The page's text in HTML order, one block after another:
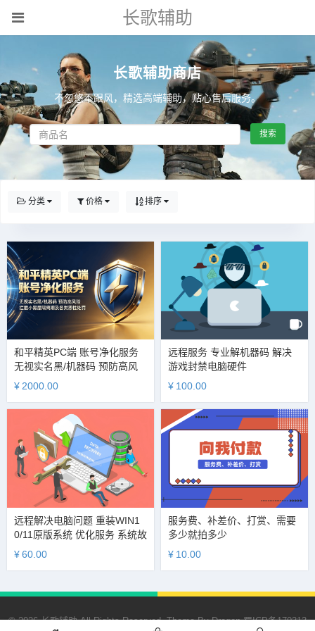
长歌辅助
长歌辅助商店
不忽悠不跟风，精选高端辅助，贴心售后服务。
搜索
分类 价格 排序
和平精英PC端 账号净化服务
无视实名黑/机器码 预防高风
险 拦截小黑屋隔离期及各类恶
¥2000.00
远程服务 专业解机器码 解决
游戏封禁电脑硬件
¥ 100.00
远程解决电脑问题 重装WIN1
0/11原版系统 优化服务 系统故
障排查 硬件检测
¥60.00
服务费、补差价、打赏、需要
多少就拍多少
¥ 10.00
© 2026 长歌辅助 All Rights Reserved. Theme ByDragon 蜀ICP备170313